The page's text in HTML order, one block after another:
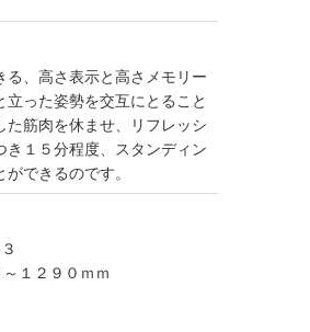
、高さ表示と高さメモリー
った姿勢を交互にとること
筋肉を休ませ、リフレッシ
１５分程度、スタンディン
できるのです。
１２９０ｍｍ